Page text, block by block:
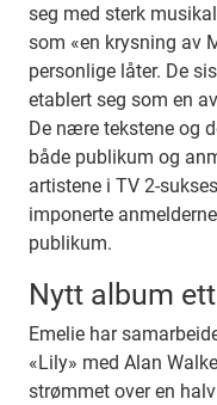
seg med sterk
som «en krysning av
personlige låter. De
etablert seg som en
De nære tekstene og
både publikum og
artistene i TV 2-
imponerte
publikum.
Nytt album
Emelie har
«Lily» med Alan
strømmet over en